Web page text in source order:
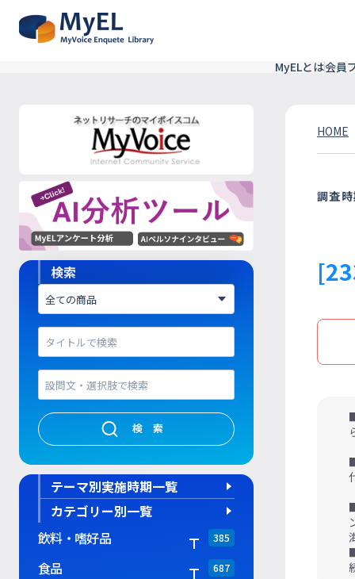
MyELとは会員
検索
検索
テーマ別実施時期一覧
カテゴリー別一覧
飲料・嗜好品
385
食品 687
HOME
調査